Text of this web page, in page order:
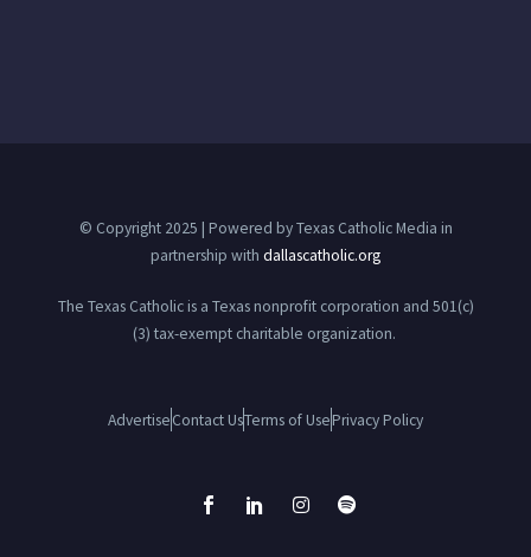
© Copyright 2025 | Powered by Texas Catholic Media in
partnership with dallascatholic.org
The Texas Catholic is a Texas nonprofit corporation and 501(c)
(3) tax-exempt charitable organization.
AdvertiseContact UsTerms of UsePrivacy Policy